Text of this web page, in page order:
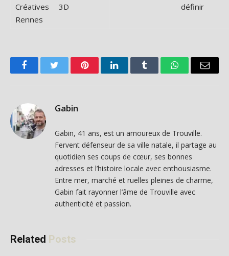
Créatives
Rennes
3D
définir
FacebookTwitter PinterestLinkedInTumblr WhatsAppEmail
Gabin
Gabin, 41 ans, est un amoureux de Trouville.
Fervent défenseur de sa ville natale, il partage au
quotidien ses coups de cœur, ses bonnes
adresses et l’histoire locale avec enthousiasme.
Entre mer, marché et ruelles pleines de charme,
Gabin fait rayonner l’âme de Trouville avec
authenticité et passion.
Related Posts